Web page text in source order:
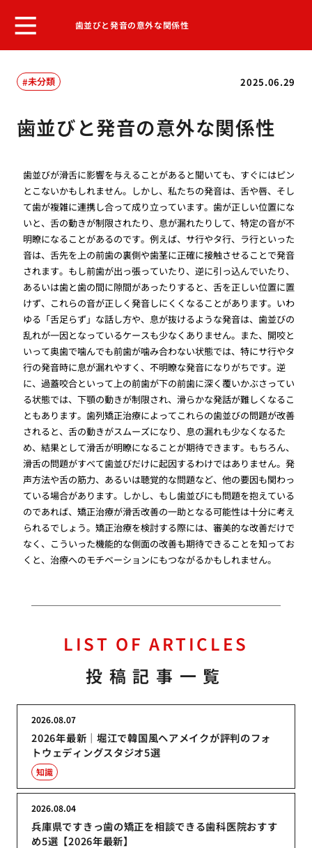
歯並びと発音の意外な関係性
2025.06.29
未分類
歯並びと発音の意外な関係性
歯並びが滑舌に影響を与えることがあると聞いても、すぐにはピン
とこないかもしれません。しかし、私たちの発音は、舌や唇、そし
て歯が複雑に連携し合って成り立っています。歯が正しい位置にな
いと、舌の動きが制限されたり、息が漏れたりして、特定の音が不
明瞭になることがあるのです。例えば、サ行やタ行、ラ行といった
音は、舌先を上の前歯の裏側や歯茎に正確に接触させることで発音
されます。もし前歯が出っ張っていたり、逆に引っ込んでいたり、
あるいは歯と歯の間に隙間があったりすると、舌を正しい位置に置
けず、これらの音が正しく発音しにくくなることがあります。いわ
ゆる「舌足らず」な話し方や、息が抜けるような発音は、歯並びの
乱れが一因となっているケースも少なくありません。また、開咬と
いって奥歯で噛んでも前歯が噛み合わない状態では、特にサ行やタ
行の発音時に息が漏れやすく、不明瞭な発音になりがちです。逆
に、過蓋咬合といって上の前歯が下の前歯に深く覆いかぶさってい
る状態では、下顎の動きが制限され、滑らかな発話が難しくなるこ
ともあります。歯列矯正治療によってこれらの歯並びの問題が改善
されると、舌の動きがスムーズになり、息の漏れも少なくなるた
め、結果として滑舌が明瞭になることが期待できます。もちろん、
滑舌の問題がすべて歯並びだけに起因するわけではありません。発
声方法や舌の筋力、あるいは聴覚的な問題など、他の要因も関わっ
ている場合があります。しかし、もし歯並びにも問題を抱えている
のであれば、矯正治療が滑舌改善の一助となる可能性は十分に考え
られるでしょう。矯正治療を検討する際には、審美的な改善だけで
なく、こういった機能的な側面の改善も期待できることを知ってお
くと、治療へのモチベーションにもつながるかもしれません。
LIST OF ARTICLES
投稿記事一覧
2026年最新｜堀江で韓国風ヘアメイクが評判のフォ
トウェディングスタジオ5選
2026.08.07
知識
兵庫県ですきっ歯の矯正を相談できる歯科医院おすす
め5選【2026年最新】
2026.08.04